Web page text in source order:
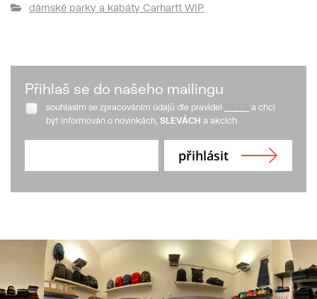
dámské parky a kabáty Carhartt WIP
Přihlaš se do našeho mailingu
souhlasím se zpracováním údajů dle pravidel
a chci
být informován o novinkách, SLEVÁCH a akcích